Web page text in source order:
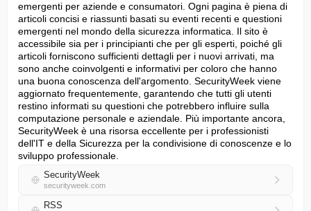
emergenti per aziende e consumatori. Ogni pagina è piena di
articoli concisi e riassunti basati su eventi recenti e questioni
emergenti nel mondo della sicurezza informatica. Il sito è
accessibile sia per i principianti che per gli esperti, poiché gli
articoli forniscono sufficienti dettagli per i nuovi arrivati, ma
sono anche coinvolgenti e informativi per coloro che hanno
una buona conoscenza dell'argomento. SecurityWeek viene
aggiornato frequentemente, garantendo che tutti gli utenti
restino informati su questioni che potrebbero influire sulla
computazione personale e aziendale. Più importante ancora,
SecurityWeek è una risorsa eccellente per i professionisti
dell'IT e della Sicurezza per la condivisione di conoscenze e lo
sviluppo professionale.
SecurityWeek
securityweek.com
RSS